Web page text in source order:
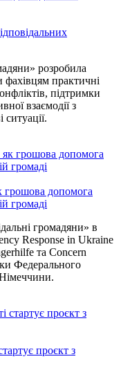
розробила
фахівцям практичні
підтримки
взаємодії з
грошова допомога
громаді
громадяни» в
Response in Ukraine
та Concern
Федерального
проєкт з